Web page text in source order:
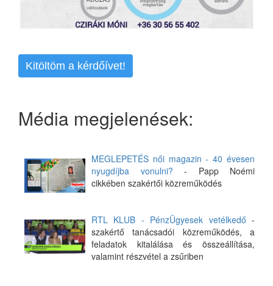
Kitöltöm a kérdőívet!
Média megjelenések:
MEGLEPETÉS női magazin - 40 évesen
nyugdíjba vonulni? - Papp Noémi
cikkében szakértői közreműködés
RTL KLUB - PénzÜgyesek vetélkedő -
szakértő tanácsadói közreműködés, a
feladatok kitalálása és összeállítása,
valamint részvétel a zsűriben